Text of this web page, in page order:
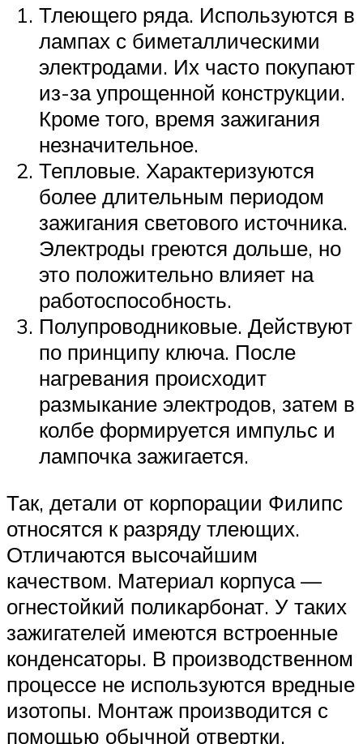
Тлеющего ряда. Используются в
лампах с биметаллическими
электродами. Их часто покупают
из-за упрощенной конструкции.
Кроме того, время зажигания
незначительное.
Тепловые. Характеризуются
более длительным периодом
зажигания светового источника.
Электроды греются дольше, но
это положительно влияет на
работоспособность.
Полупроводниковые. Действуют
по принципу ключа. После
нагревания происходит
размыкание электродов, затем в
колбе формируется импульс и
лампочка зажигается.
Так, детали от корпорации Филипс
относятся к разряду тлеющих.
Отличаются высочайшим
качеством. Материал корпуса —
огнестойкий поликарбонат. У таких
зажигателей имеются встроенные
конденсаторы. В производственном
процессе не используются вредные
изотопы. Монтаж производится с
помощью обычной отвертки.